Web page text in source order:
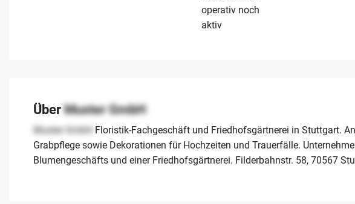
operativ noch
aktiv
ÜberMuster GmbH
Muster GmbH Floristik-Fachgeschäft und Friedhofsgärtnerei in Stuttgart.
Grabpflege sowie Dekorationen für Hochzeiten und Trauerfälle.
Blumengeschäfts und einer Friedhofsgärtnerei. Filderbahnstr. 58, 70567